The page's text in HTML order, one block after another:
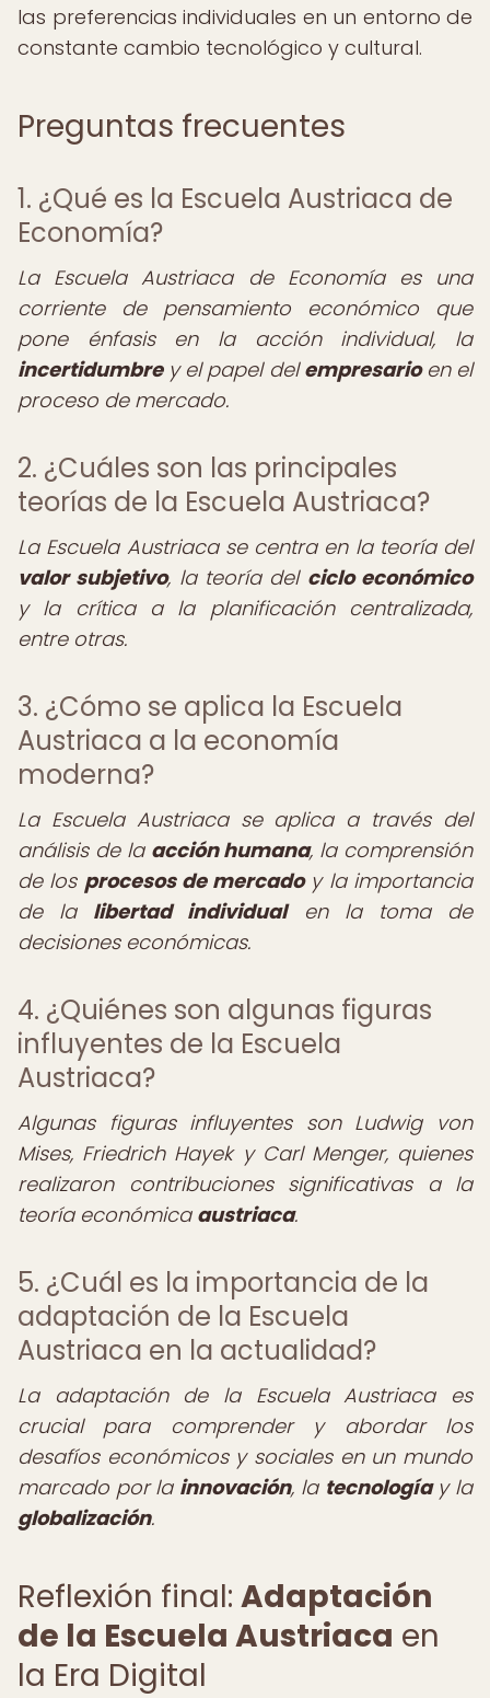
las preferencias individuales en un entorno de
constante cambio tecnológico y cultural.
Preguntas frecuentes
1. ¿Qué es la Escuela Austriaca de
Economía?
La Escuela Austriaca de Economía es una
corriente de pensamiento económico que
pone énfasis en la acción individual, la
incertidumbrey el papel delempresarioen el
proceso de mercado.
2. ¿Cuáles son las principales
teorías de la Escuela Austriaca?
La Escuela Austriaca se centra en la teoría del
valor subjetivo, la teoría del ciclo económico
y la crítica a la planificación centralizada,
entre otras.
3. ¿Cómo se aplica la Escuela
Austriaca a la economía
moderna?
La Escuela Austriaca se aplica a través del
análisis de la acción humana, la comprensión
de los procesos de mercadoy la importancia
de la libertad individualen la toma de
decisiones económicas.
4. ¿Quiénes son algunas figuras
influyentes de la Escuela
Austriaca?
Algunas figuras influyentes son Ludwig von
Mises, Friedrich Hayek y Carl Menger, quienes
realizaron contribuciones significativas a la
teoría económica austriaca.
5. ¿Cuál es la importancia de la
adaptación de la Escuela
Austriaca en la actualidad?
La adaptación de la Escuela Austriaca es
crucial para comprender y abordar los
desafíos económicos y sociales en un mundo
marcado por la innovación, la tecnologíay la
globalización.
Reflexión final: Adaptación
de la Escuela Austriaca en
la Era Digital